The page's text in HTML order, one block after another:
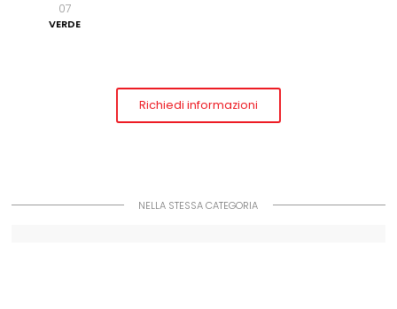
07
VERDE
Richiedi informazioni
NELLA STESSA CATEGORIA